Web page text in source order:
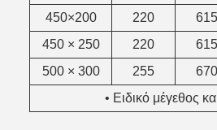
450×200
220 615
450 × 250
220 615
500 × 300
255 670
• Ειδικό μέγεθος